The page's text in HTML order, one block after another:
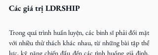
Các giá trị LDRSHIP
Trong quá trình huấn luyện, các binh sĩ phải đối mặt
với nhiều thử thách khác nhau, từ những bài tập thể
lực, kỹ năng chiến đấu đến các tình huống giả định.